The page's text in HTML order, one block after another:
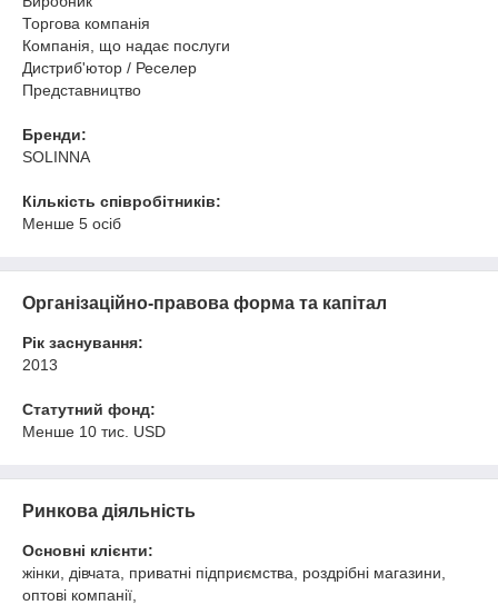
Торгова компанія
Компанія, що надає послуги
Дистриб'ютор / Реселер
Представництво
Бренди:
SOLINNA
Кількість співробітників:
Менше 5 осіб
Організаційно-правова форма та капітал
Рік заснування:
2013
Статутний фонд:
Менше 10 тис. USD
Ринкова діяльність
Основні клієнти:
жінки, дівчата, приватні підприємства, роздрібні магазини,
оптові компанії,